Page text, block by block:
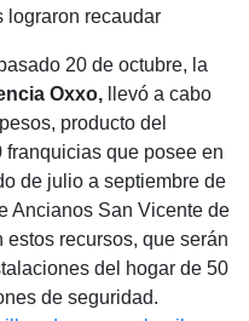
lograron recaudar
20 de octubre, la
Oxxo, llevó a cabo
producto del
que posee en
de julio a septiembre de
Ancianos San Vicente de
recursos, que serán
del hogar de 50
de seguridad.